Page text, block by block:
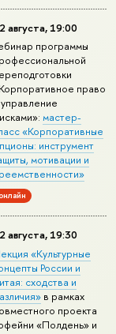
августа, 19:00
программы
право
мастер-
«Корпоративные
инструмент
мотивации и
августа, 19:30
«Культурные
России и
сходства и
в рамках
проекта
«Полдень» и